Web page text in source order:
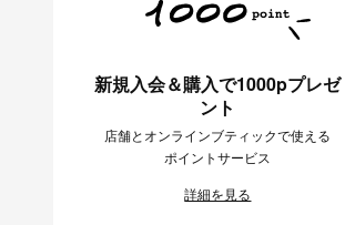
新規入会＆購入で1000pプレゼ
ント
店舗とオンラインブティックで使える
ポイントサービス
詳細を見る